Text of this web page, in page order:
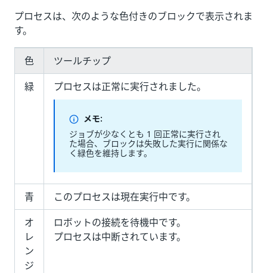
プロセスは、次のような色付きのブロックで表示されま
す。
色
ツールチップ
緑
プロセスは正常に実行されました。
メモ:
ジョブが少なくとも 1 回正常に実行され
た場合、ブロックは失敗した実行に関係な
く緑色を維持します。
青
このプロセスは現在実行中です。
オ
レ
ン
ジ
ロボットの接続を待機中です。
プロセスは中断されています。